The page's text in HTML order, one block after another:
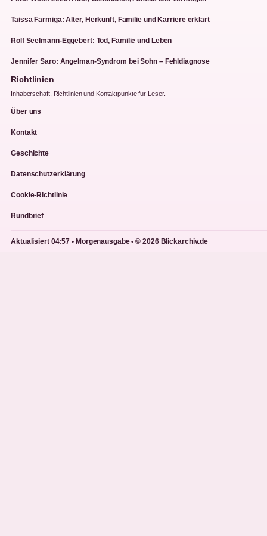
Taissa Farmiga: Alter, Herkunft, Familie und Karriere erklärt
Rolf Seelmann-Eggebert: Tod, Familie und Leben
Jennifer Saro: Angelman-Syndrom bei Sohn – Fehldiagnose
Richtlinien
Inhaberschaft, Richtlinien und Kontaktpunkte fur Leser.
Über uns
Kontakt
Geschichte
Datenschutzerklärung
Cookie-Richtlinie
Rundbrief
Aktualisiert 04:57 • Morgenausgabe • © 2026 Blickarchiv.de